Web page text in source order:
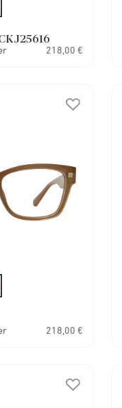
218,00 €
218,00 €